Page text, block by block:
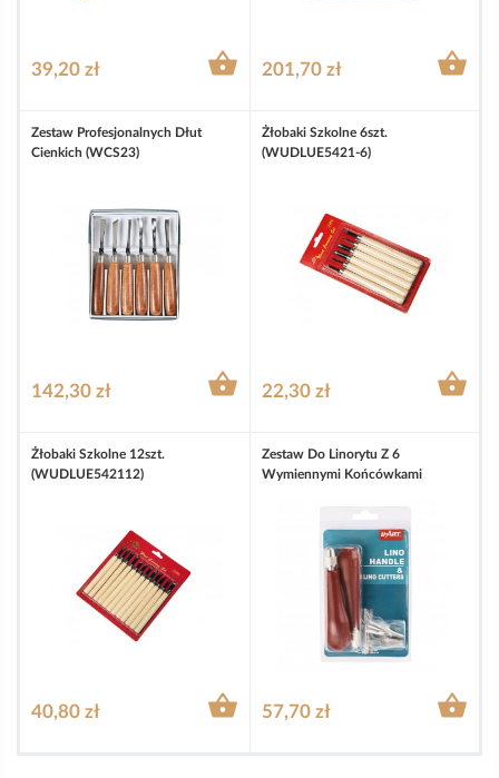
39,20 zł  201,70 zł 
Zestaw Profesjonalnych Dłut
Cienkich (WCS23)
142,30 zł 
Żłobaki Szkolne 6szt.
(WUDLUE5421-6)
22,30 zł 
Żłobaki Szkolne 12szt.
(WUDLUE542112)
40,80 zł 
Zestaw Do Linorytu Z 6
Wymiennymi Końcówkami
57,70 zł 